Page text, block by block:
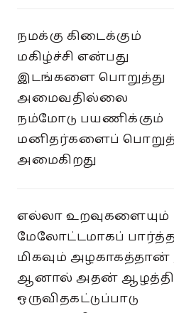
நமக்கு கிடைக்கும்
மகிழ்ச்சி என்பது
இடங்களை பொறுத்து
அமைவதில்லை
நம்மோடு பயணிக்கும்
மனிதர்களைப்
அமைகிறது
எல்லா உறவுகளையும்
மேலோட்டமாகப்
மிகவும் அழகாகத்தான்
ஆனால் அதன்
ஒருவிதகட்டுப்பாடு